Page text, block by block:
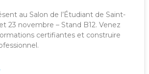
au Salon de l’Étudiant de Saint-
23 novembre – Stand B12. Venez
certifiantes et construire